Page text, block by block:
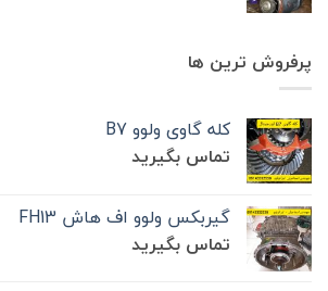
پرفروش ترین ها
کله گاوی ولوو B7
تماس بگیرید
گیربکس ولوو اف هاش FH13
تماس بگیرید